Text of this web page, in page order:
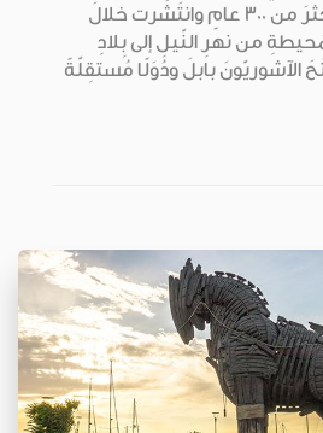
التي دامَت أكثرَ من 300 عامٍ وانتَشَرت خلالَ
من نهرِ النّيلِ إلى بِلادِ
الآشوريّونَ بابلَ ودُوَلًا مُستقِلّةً